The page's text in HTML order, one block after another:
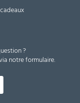
?
notre formulaire.